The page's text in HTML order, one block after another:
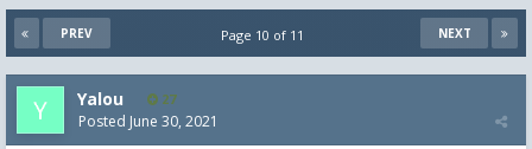
PREV NEXT
Page 10 of 11
Yalou 27
Posted June 30, 2021